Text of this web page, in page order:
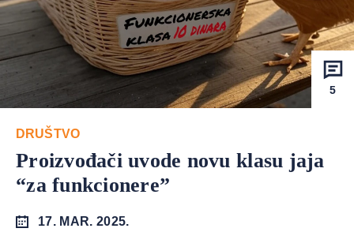
5
DRUŠTVO
Proizvođači uvode novu klasu jaja
“za funkcionere”
17. MAR. 2025.